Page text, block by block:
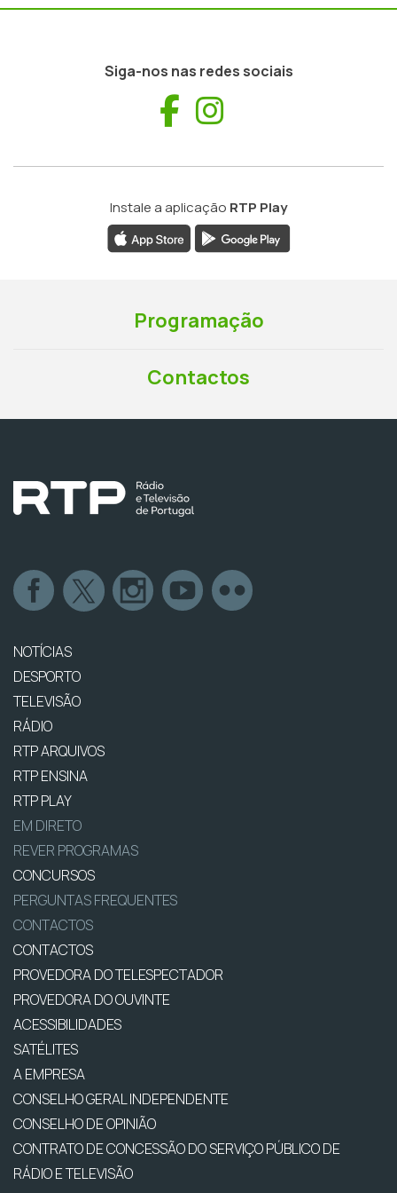
Siga-nos nas redes sociais
Facebook
Instale a aplicação RTP Play
Programação
Contactos
NOTÍCIAS
DESPORTO
TELEVISÃO
RÁDIO
RTP ARQUIVOS
RTP ENSINA
RTP PLAY
EM DIRETO
REVER PROGRAMAS
CONCURSOS
PERGUNTAS FREQUENTES
CONTACTOS
CONTACTOS
PROVEDORA DO TELESPECTADOR
PROVEDORA DO OUVINTE
ACESSIBILIDADES
SATÉLITES
A EMPRESA
CONSELHO GERAL INDEPENDENTE
CONSELHO DE OPINIÃO
CONTRATO DE CONCESSÃO DO SERVIÇO PÚBLICO DE
RÁDIO E TELEVISÃO